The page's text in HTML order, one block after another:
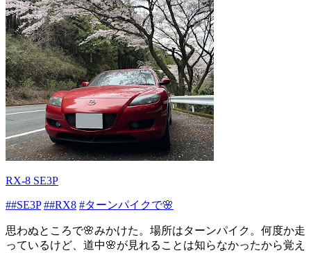
RX-8 SE3P
##SE3P ##RX8 #ターンパイクで🌸
思わぬところで🌸みかけた。場所はターンパイク。何度か走
っているけど、道中🌸が見れることは知らなかったから覚え